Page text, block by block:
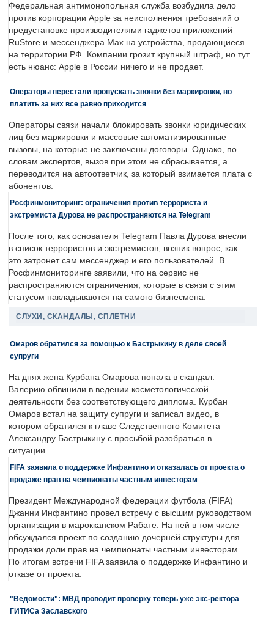
Федеральная антимонопольная служба возбудила дело
против корпорации Apple за неисполнения требований о
предустановке производителями гаджетов приложений
RuStore и мессенджера Max на устройства, продающиеся
на территории РФ. Компании грозит крупный штраф, но тут
есть нюанс: Apple в России ничего и не продает.
Операторы перестали пропускать звонки без маркировки, но
платить за них все равно приходится
Операторы связи начали блокировать звонки юридических
лиц без маркировки и массовые автоматизированные
вызовы, на которые не заключены договоры. Однако, по
словам экспертов, вызов при этом не сбрасывается, а
переводится на автоответчик, за который взимается плата с
абонентов.
Росфинмониторинг: ограничения против террориста и
экстремиста Дурова не распространяются на Telegram
После того, как основателя Telegram Павла Дурова внесли
в список террористов и экстремистов, возник вопрос, как
это затронет сам мессенджер и его пользователей. В
Росфинмониторинге заявили, что на сервис не
распространяются ограничения, которые в связи с этим
статусом накладываются на самого бизнесмена.
СЛУХИ, СКАНДАЛЫ, СПЛЕТНИ
Омаров обратился за помощью к Бастрыкину в деле своей
супруги
На днях жена Курбана Омарова попала в скандал.
Валерию обвинили в ведении косметологической
деятельности без соответствующего диплома. Курбан
Омаров встал на защиту супруги и записал видео, в
котором обратился к главе Следственного Комитета
Александру Бастрыкину с просьбой разобраться в
ситуации.
FIFA заявила о поддержке Инфантино и отказалась от проекта о
продаже прав на чемпионаты частным инвесторам
Президент Международной федерации футбола (FIFA)
Джанни Инфантино провел встречу с высшим руководством
организации в марокканском Рабате. На ней в том числе
обсуждался проект по созданию дочерней структуры для
продажи доли прав на чемпионаты частным инвесторам.
По итогам встречи FIFA заявила о поддержке Инфантино и
отказе от проекта.
"Ведомости": МВД проводит проверку теперь уже экс-ректора
ГИТИСа Заславского